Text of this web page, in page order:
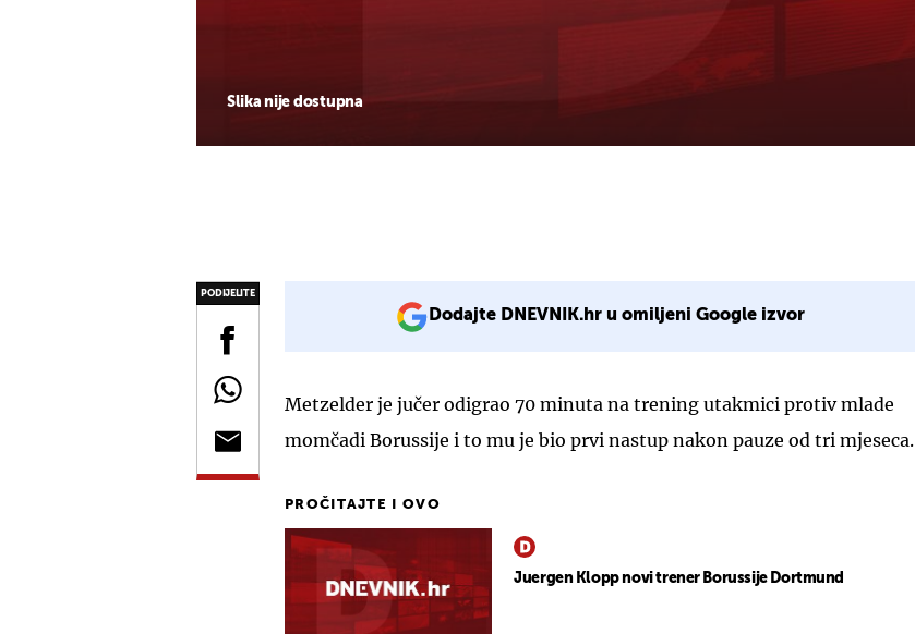
Slika nije dostupna
PODIJELITE
Dodajte DNEVNIK.hr u omiljeni Google izvor
Metzelder je jučer odigrao 70 minuta na trening utakmici protiv mlade
momčadi Borussije i to mu je bio prvi nastup nakon pauze od tri mjeseca.
PROČITAJTE I OVO
Juergen Klopp novi trener Borussije Dortmund